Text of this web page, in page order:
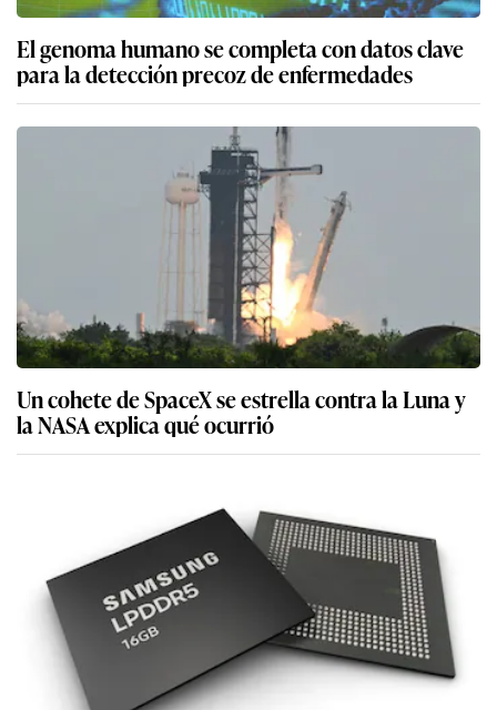
El genoma humano se completa con datos clave
para la detección precoz de enfermedades
Un cohete de SpaceX se estrella contra la Luna y
la NASA explica qué ocurrió